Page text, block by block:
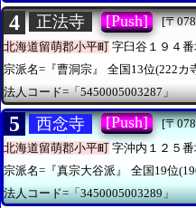
4 正法寺 [Push]
[〒
北海道留萌郡小平町 字臼谷１９４
宗派名=『曹洞宗』
全国13位(222カ
法人コード=「5450005003287」
5 西念寺 [Push]
[〒
北海道留萌郡小平町 字沖内１２５
宗派名=『真宗大谷派』
全国19位
法人コード=「3450005003289」